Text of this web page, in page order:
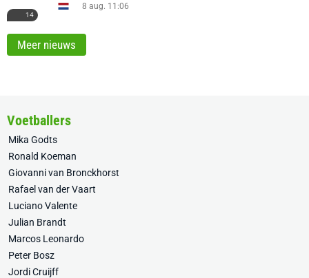
14
8 aug. 11:06
Meer nieuws
Voetballers
Mika Godts
Ronald Koeman
Giovanni van Bronckhorst
Rafael van der Vaart
Luciano Valente
Julian Brandt
Marcos Leonardo
Peter Bosz
Jordi Cruijff